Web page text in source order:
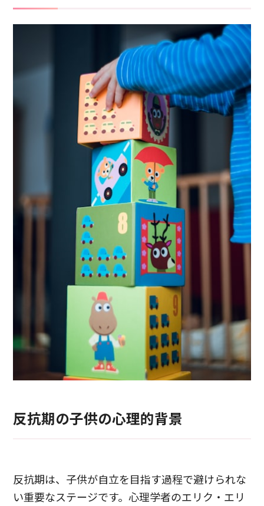
反抗期の子供の心理的背景
反抗期は、子供が自立を目指す過程で避けられな
い重要なステージです。心理学者のエリク・エリ